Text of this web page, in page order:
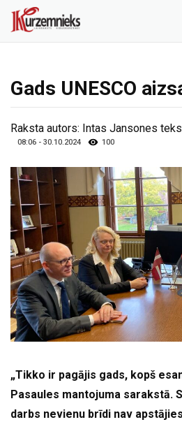
Gads UNESCO
Raksta autors: Intas Jansones
08:06 - 30.10.2024 100
„Tikko ir pagājis gads, kopš
Pasaules mantojuma sarakstā.
darbs nevienu brīdi nav